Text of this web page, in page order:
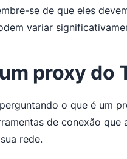
se de que eles
variar
proxy do
o que é um
de conexão
rede.